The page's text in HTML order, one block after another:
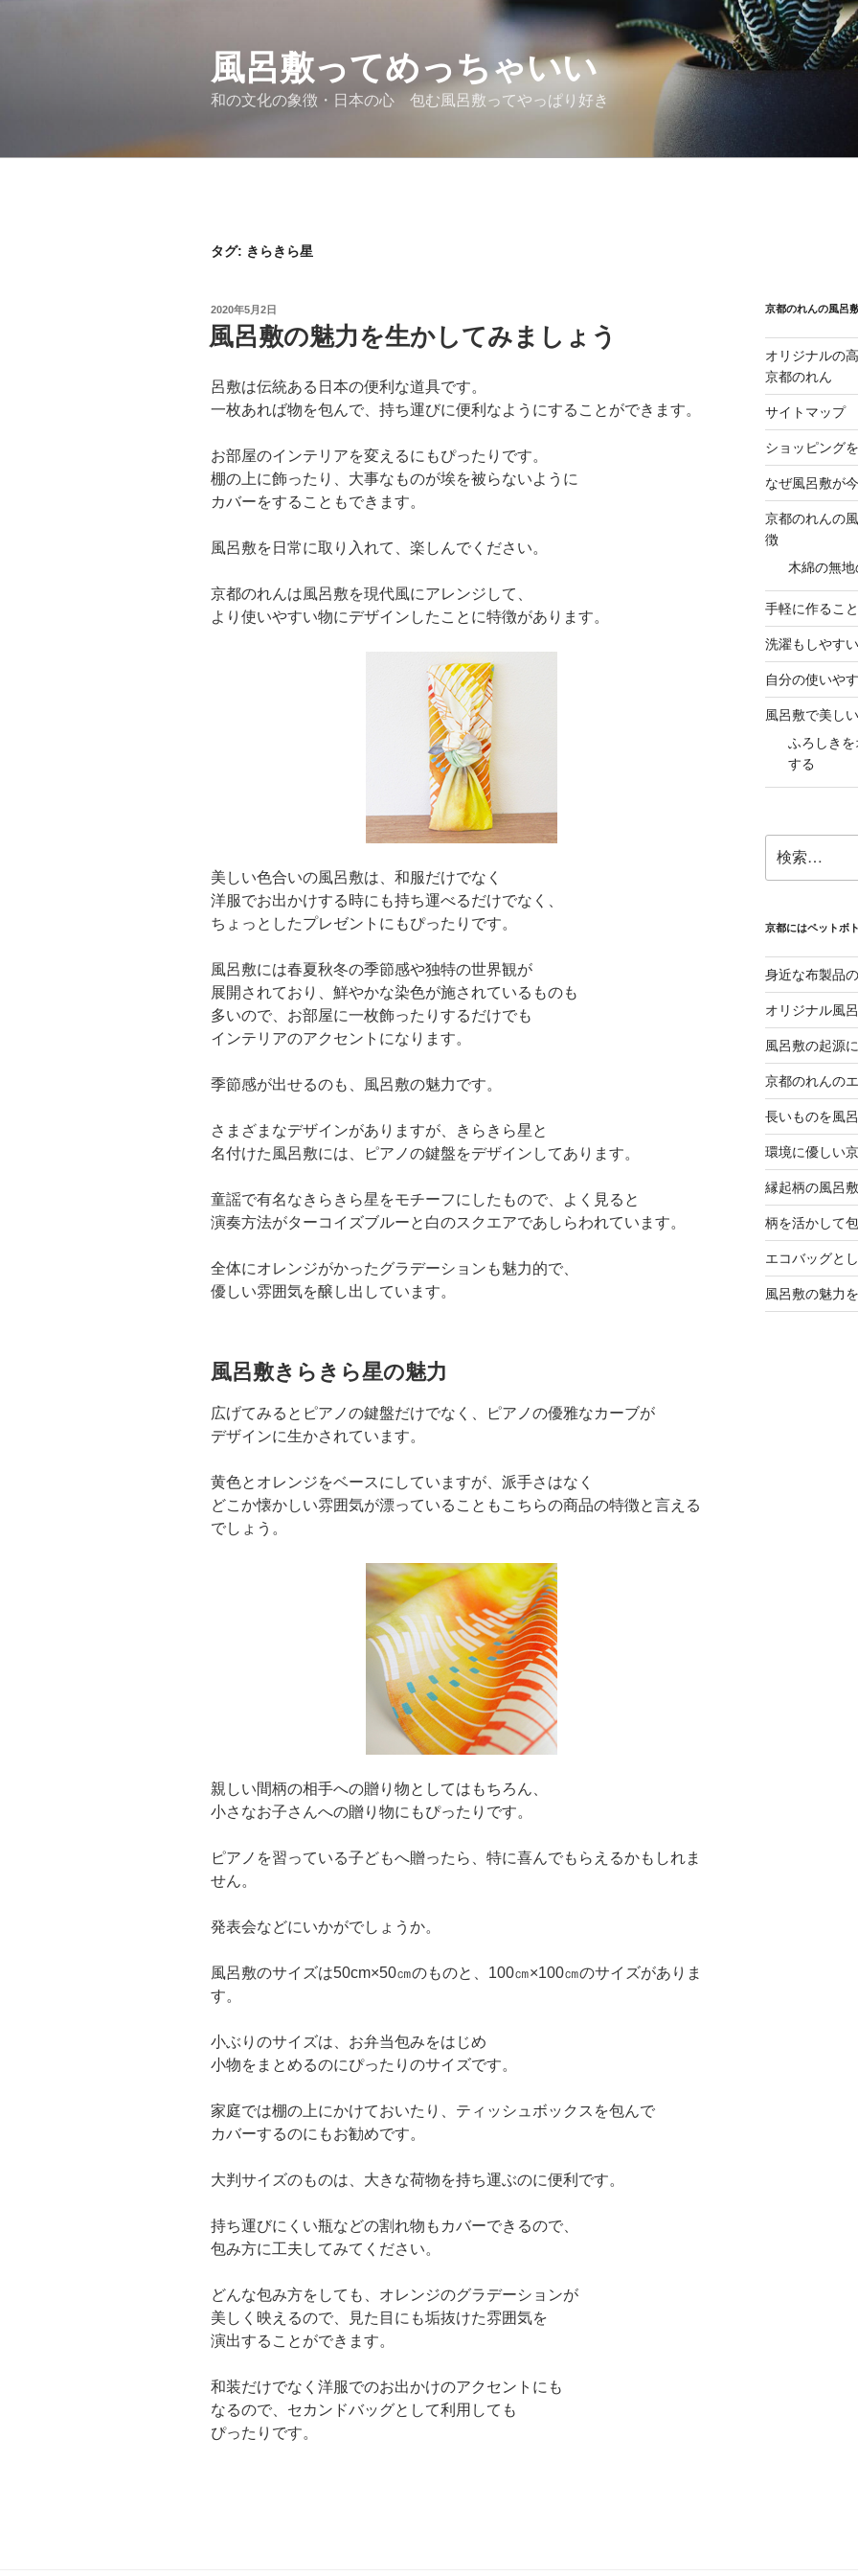
風呂敷ってめっちゃいい
和の文化の象徴・日本の心 包む風呂敷ってやっぱり好き
タグ: きらきら星
投
稿
日:
2020年5月2日
風呂敷の魅力を生かしてみましょう
呂敷は伝統ある日本の便利な道具です。
一枚あれば物を包んで、持ち運びに便利なようにすることができます。
お部屋のインテリアを変えるにもぴったりです。
棚の上に飾ったり、大事なものが埃を被らないように
カバーをすることもできます。
風呂敷を日常に取り入れて、楽しんでください。
京都のれんは風呂敷を現代風にアレンジして、
より使いやすい物にデザインしたことに特徴があります。
美しい色合いの風呂敷は、和服だけでなく
洋服でお出かけする時にも持ち運べるだけでなく、
ちょっとしたプレゼントにもぴったりです。
風呂敷には春夏秋冬の季節感や独特の世界観が
展開されており、鮮やかな染色が施されているものも
多いので、お部屋に一枚飾ったりするだけでも
インテリアのアクセントになります。
季節感が出せるのも、風呂敷の魅力です。
さまざまなデザインがありますが、きらきら星と
名付けた風呂敷には、ピアノの鍵盤をデザインしてあります。
童謡で有名なきらきら星をモチーフにしたもので、よく見ると
演奏方法がターコイズブルーと白のスクエアであしらわれています。
全体にオレンジがかったグラデーションも魅力的で、
優しい雰囲気を醸し出しています。
風呂敷きらきら星の魅力
広げてみるとピアノの鍵盤だけでなく、ピアノの優雅なカーブが
デザインに生かされています。
黄色とオレンジをベースにしていますが、派手さはなく
どこか懐かしい雰囲気が漂っていることもこちらの商品の特徴と言える
でしょう。
親しい間柄の相手への贈り物としてはもちろん、
小さなお子さんへの贈り物にもぴったりです。
ピアノを習っている子どもへ贈ったら、特に喜んでもらえるかもしれま
せん。
発表会などにいかがでしょうか。
風呂敷のサイズは50cm×50㎝のものと、100㎝×100㎝のサイズがありま
す。
小ぶりのサイズは、お弁当包みをはじめ
小物をまとめるのにぴったりのサイズです。
家庭では棚の上にかけておいたり、ティッシュボックスを包んで
カバーするのにもお勧めです。
大判サイズのものは、大きな荷物を持ち運ぶのに便利です。
持ち運びにくい瓶などの割れ物もカバーできるので、
包み方に工夫してみてください。
どんな包み方をしても、オレンジのグラデーションが
美しく映えるので、見た目にも垢抜けた雰囲気を
演出することができます。
和装だけでなく洋服でのお出かけのアクセントにも
なるので、セカンドバッグとして利用しても
ぴったりです。
京都のれんの風呂
オリジナルの
京都のれん
サイトマップ
ショッピング
なぜ風呂敷が
京都のれんの
徴
木綿の無
手軽に作るこ
洗濯もしやす
自分の使いや
風呂敷で美し
ふろしきを
する
索:
京都にはペットボ
身近な布製品
オリジナル風
風呂敷の起源
京都のれんの
長いものを風
環境に優しい
縁起柄の風呂
柄を活かして
エコバッグと
風呂敷の魅力